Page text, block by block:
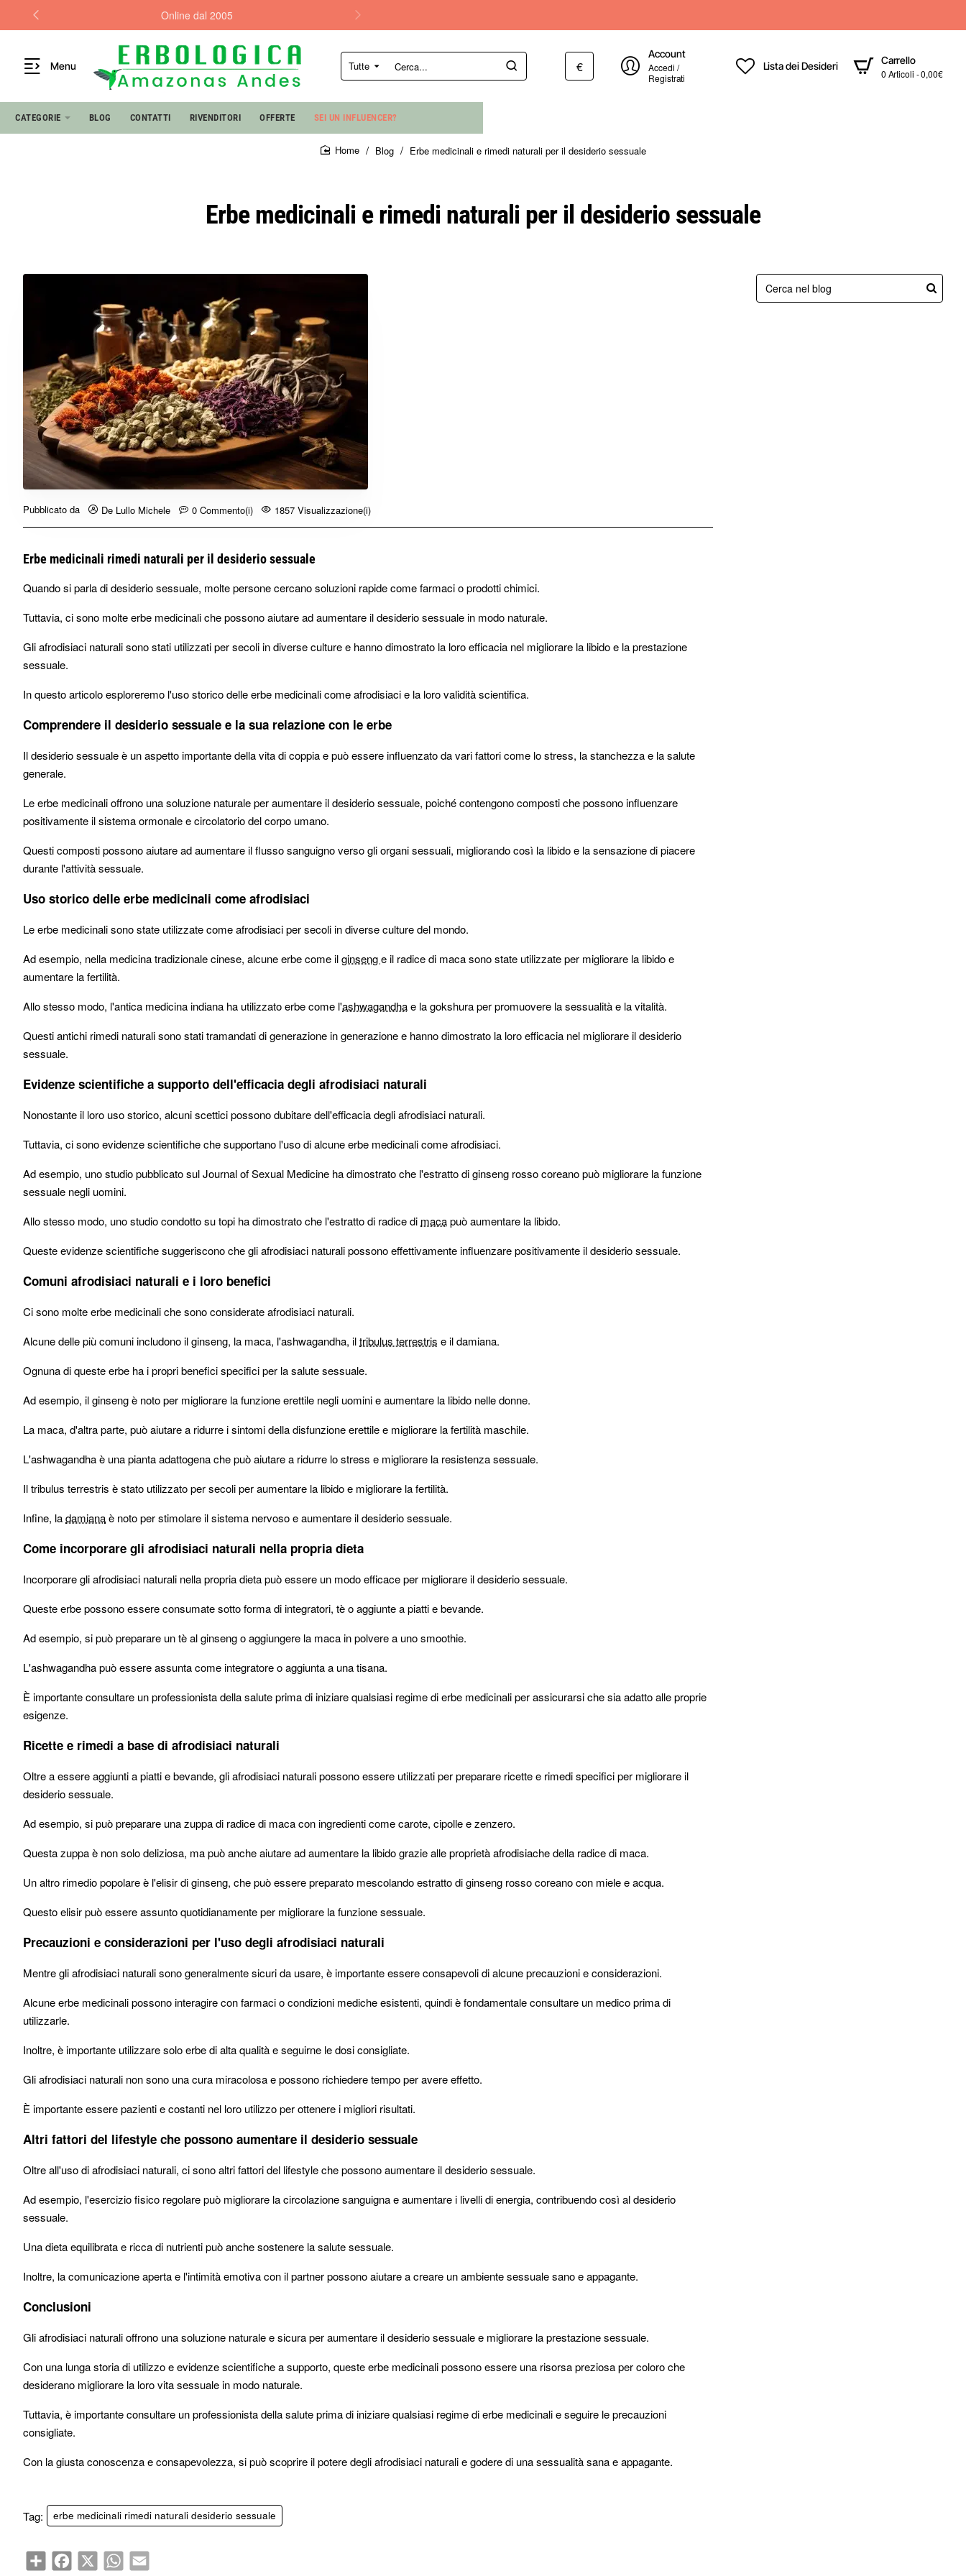
Online dal 2005
Menu Tutte
Cerca... €
Account
Accedi /
Registrati
Lista dei Desideri
Carrello
0 Articoli - 0,00€
CATEGORIE BLOG CONTATTI RIVENDITORI OFFERTE SEI UN INFLUENCER?
Erbe medicinali e rimedi naturali per il desiderio sessuale
Blog Erbe medicinali e rimedi naturali per il desiderio sessuale
Pubblicato da De Lullo Michele 0 Commento(i) 1857 Visualizzazione(i)
Erbe medicinali rimedi naturali per il desiderio sessuale
Quando si parla di desiderio sessuale, molte persone cercano soluzioni rapide come farmaci o prodotti chimici.
Tuttavia, ci sono molte erbe medicinali che possono aiutare ad aumentare il desiderio sessuale in modo naturale.
Gli afrodisiaci naturali sono stati utilizzati per secoli in diverse culture e hanno dimostrato la loro efficacia nel migliorare la libido e la prestazione
sessuale.
In questo articolo esploreremo l'uso storico delle erbe medicinali come afrodisiaci e la loro validità scientifica.
Comprendere il desiderio sessuale e la sua relazione con le erbe
Il desiderio sessuale è un aspetto importante della vita di coppia e può essere influenzato da vari fattori come lo stress, la stanchezza e la salute
generale.
Le erbe medicinali offrono una soluzione naturale per aumentare il desiderio sessuale, poiché contengono composti che possono influenzare
positivamente il sistema ormonale e circolatorio del corpo umano.
Questi composti possono aiutare ad aumentare il flusso sanguigno verso gli organi sessuali, migliorando così la libido e la sensazione di piacere
durante l'attività sessuale.
Uso storico delle erbe medicinali come afrodisiaci
Le erbe medicinali sono state utilizzate come afrodisiaci per secoli in diverse culture del mondo.
Ad esempio, nella medicina tradizionale cinese, alcune erbe come ilginsenge il radice di maca sono state utilizzate per migliorare la libido e
aumentare la fertilità.
Allo stesso modo, l'antica medicina indiana ha utilizzato erbe come l'ashwagandhae la gokshura per promuovere la sessualità e la vitalità.
Questi antichi rimedi naturali sono stati tramandati di generazione in generazione e hanno dimostrato la loro efficacia nel migliorare il desiderio
sessuale.
Evidenze scientifiche a supporto dell'efficacia degli afrodisiaci naturali
Nonostante il loro uso storico, alcuni scettici possono dubitare dell'efficacia degli afrodisiaci naturali.
Tuttavia, ci sono evidenze scientifiche che supportano l'uso di alcune erbe medicinali come afrodisiaci.
Ad esempio, uno studio pubblicato sul Journal of Sexual Medicine ha dimostrato che l'estratto di ginseng rosso coreano può migliorare la funzione
sessuale negli uomini.
Allo stesso modo, uno studio condotto su topi ha dimostrato che l'estratto di radice di macapuò aumentare la libido.
Queste evidenze scientifiche suggeriscono che gli afrodisiaci naturali possono effettivamente influenzare positivamente il desiderio sessuale.
Comuni afrodisiaci naturali e i loro benefici
Ci sono molte erbe medicinali che sono considerate afrodisiaci naturali.
Alcune delle più comuni includono il ginseng, la maca, l'ashwagandha, iltribulus terrestris e il damiana.
Ognuna di queste erbe ha i propri benefici specifici per la salute sessuale.
Ad esempio, il ginseng è noto per migliorare la funzione erettile negli uomini e aumentare la libido nelle donne.
La maca, d'altra parte, può aiutare a ridurre i sintomi della disfunzione erettile e migliorare la fertilità maschile.
L'ashwagandha è una pianta adattogena che può aiutare a ridurre lo stress e migliorare la resistenza sessuale.
Il tribulus terrestris è stato utilizzato per secoli per aumentare la libido e migliorare la fertilità.
Infine, ladamianaè noto per stimolare il sistema nervoso e aumentare il desiderio sessuale.
Come incorporare gli afrodisiaci naturali nella propria dieta
Incorporare gli afrodisiaci naturali nella propria dieta può essere un modo efficace per migliorare il desiderio sessuale.
Queste erbe possono essere consumate sotto forma di integratori, tè o aggiunte a piatti e bevande.
Ad esempio, si può preparare un tè al ginseng o aggiungere la maca in polvere a uno smoothie.
L'ashwagandha può essere assunta come integratore o aggiunta a una tisana.
È importante consultare un professionista della salute prima di iniziare qualsiasi regime di erbe medicinali per assicurarsi che sia adatto alle proprie
esigenze.
Ricette e rimedi a base di afrodisiaci naturali
Oltre a essere aggiunti a piatti e bevande, gli afrodisiaci naturali possono essere utilizzati per preparare ricette e rimedi specifici per migliorare il
desiderio sessuale.
Ad esempio, si può preparare una zuppa di radice di maca con ingredienti come carote, cipolle e zenzero.
Questa zuppa è non solo deliziosa, ma può anche aiutare ad aumentare la libido grazie alle proprietà afrodisiache della radice di maca.
Un altro rimedio popolare è l'elisir di ginseng, che può essere preparato mescolando estratto di ginseng rosso coreano con miele e acqua.
Questo elisir può essere assunto quotidianamente per migliorare la funzione sessuale.
Precauzioni e considerazioni per l'uso degli afrodisiaci naturali
Mentre gli afrodisiaci naturali sono generalmente sicuri da usare, è importante essere consapevoli di alcune precauzioni e considerazioni.
Alcune erbe medicinali possono interagire con farmaci o condizioni mediche esistenti, quindi è fondamentale consultare un medico prima di
utilizzarle.
Inoltre, è importante utilizzare solo erbe di alta qualità e seguirne le dosi consigliate.
Gli afrodisiaci naturali non sono una cura miracolosa e possono richiedere tempo per avere effetto.
È importante essere pazienti e costanti nel loro utilizzo per ottenere i migliori risultati.
Altri fattori del lifestyle che possono aumentare il desiderio sessuale
Oltre all'uso di afrodisiaci naturali, ci sono altri fattori del lifestyle che possono aumentare il desiderio sessuale.
Ad esempio, l'esercizio fisico regolare può migliorare la circolazione sanguigna e aumentare i livelli di energia, contribuendo così al desiderio
sessuale.
Una dieta equilibrata e ricca di nutrienti può anche sostenere la salute sessuale.
Inoltre, la comunicazione aperta e l'intimità emotiva con il partner possono aiutare a creare un ambiente sessuale sano e appagante.
Conclusioni
Gli afrodisiaci naturali offrono una soluzione naturale e sicura per aumentare il desiderio sessuale e migliorare la prestazione sessuale.
Con una lunga storia di utilizzo e evidenze scientifiche a supporto, queste erbe medicinali possono essere una risorsa preziosa per coloro che
desiderano migliorare la loro vita sessuale in modo naturale.
Tuttavia, è importante consultare un professionista della salute prima di iniziare qualsiasi regime di erbe medicinali e seguire le precauzioni
consigliate.
Con la giusta conoscenza e consapevolezza, si può scoprire il potere degli afrodisiaci naturali e godere di una sessualità sana e appagante.
Tag: erbe medicinali rimedi naturali desiderio sessuale
ShareFacebook
X WhatsAppEmail